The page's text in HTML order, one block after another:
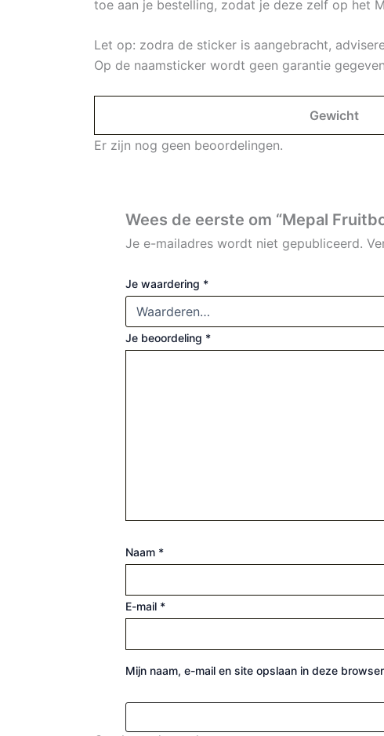
toe aan je bestelling, zodat je deze zelf op het
Let op: zodra de sticker is aangebracht,
Op de naamsticker wordt geen garantie
Gewicht
Er zijn nog geen beoordelingen.
Wees de eerste om “Mepal
Je e-mailadres wordt niet gepubliceerd.
Je waardering *
Je beoordeling *
Naam *
E-mail *
Mijn naam, e-mail en site opslaan in deze